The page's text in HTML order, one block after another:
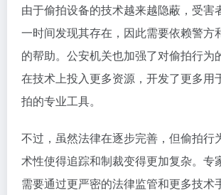
由于偷拍设备的技术越来越隐蔽，受害
一时间发现其存在，因此需要依赖警方
的帮助。公安机关也加强了对偷拍行为
在技术上投入更多资源，开发了更多用
拍的专业工具。
不过，虽然法律在逐步完善，但偷拍行
术性使得追踪和制裁变得更加复杂。专
需要通过更严密的法律监管和更多技术